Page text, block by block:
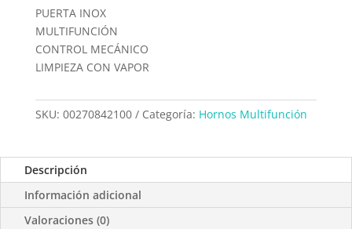
PUERTA INOX
MULTIFUNCIÓN
CONTROL MECÁNICO
LIMPIEZA CON VAPOR
SKU: 00270842100 Categoría: Hornos Multifunción
Descripción
Información adicional
Valoraciones (0)